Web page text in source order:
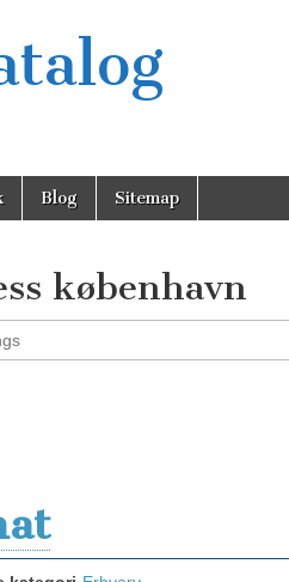
Blog Sitemap
københavn